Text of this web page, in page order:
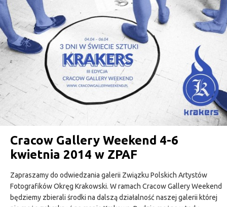
jest częścią Miesiąca Fotografii w Krakowie. wystawa czynna od
czwartku do niedzieli od 11:00-18:00 Chelsea Girls. Monika
Krzynówek Tytuł serii Moniki Krzynówek nawiązuje do
eksperymentalnego filmu z 1966 roku, Chelsea Girls. Skojarzenie
fotografowanych papużek i rejestrowanych przez Andy’ego…
CONTINUE READING
zpafiska • 5 maja 2014
Cracow Gallery Weekend 4-6
kwietnia 2014 w ZPAF
Zapraszamy do odwiedzania galerii Związku Polskich Artystów
Fotografików Okręg Krakowski. W ramach Cracow Gallery Weekend
będziemy zbierali środki na dalszą działalność naszej galerii której